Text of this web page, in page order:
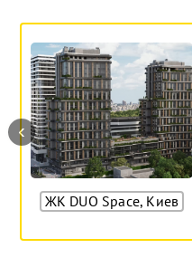
ЖК DUO Space, Киев
‹